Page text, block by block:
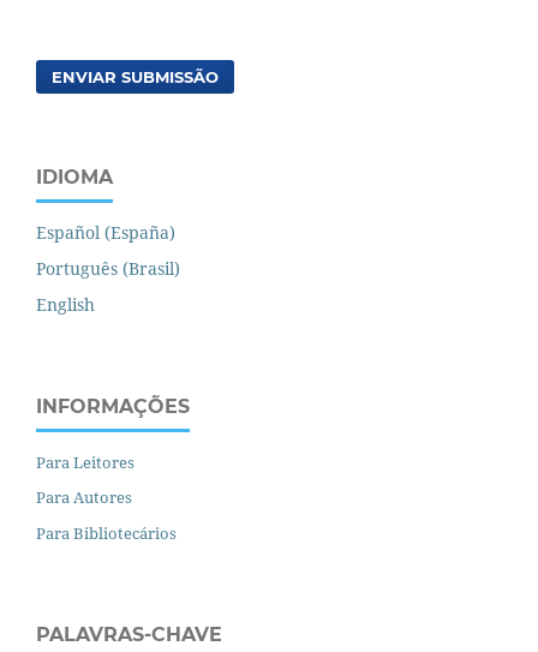
ENVIAR SUBMISSÃO
IDIOMA
Español (España)
Português (Brasil)
English
INFORMAÇÕES
Para Leitores
Para Autores
Para Bibliotecários
PALAVRAS-CHAVE